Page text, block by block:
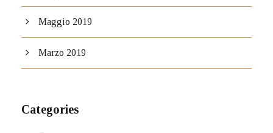
Maggio 2019
Marzo 2019
Categories